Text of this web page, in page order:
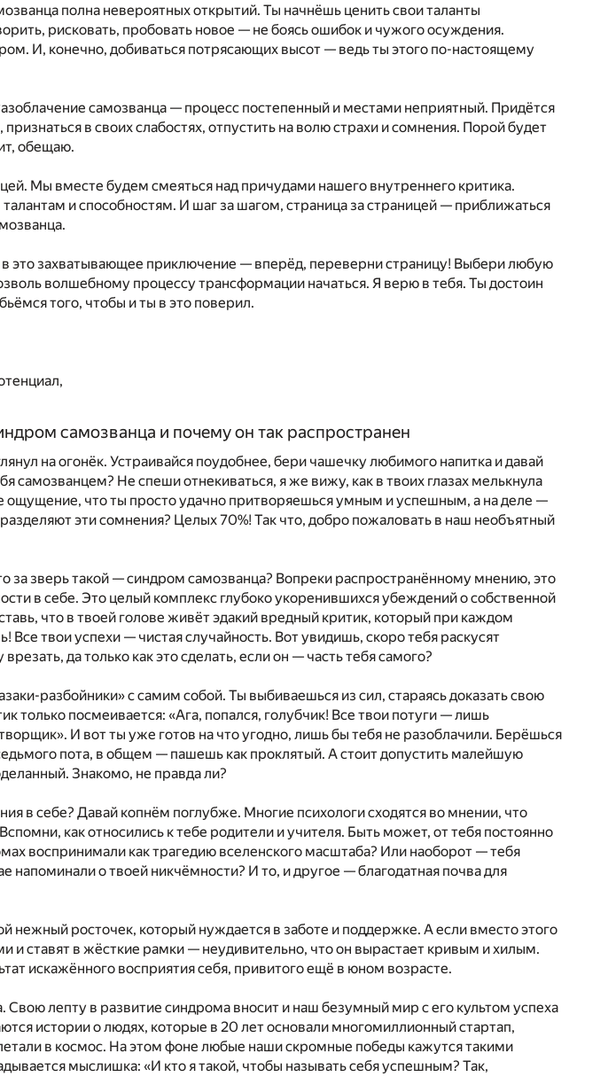
полна невероятных открытий. Ты начнёшь ценить свои таланты
рисковать, пробовать новое — не боясь ошибок и чужого осуждения.
И, конечно, добиваться потрясающих высот — ведь ты этого по-настоящему
самозванца — процесс постепенный и местами неприятный. Придётся
в своих слабостях, отпустить на волю страхи и сомнения. Порой будет
обещаю.
Мы вместе будем смеяться над причудами нашего внутреннего критика.
и способностям. И шаг за шагом, страница за страницей — приближаться
в это захватывающее приключение — вперёд, переверни страницу! Выбери любую
волшебному процессу трансформации начаться. Я верю в тебя. Ты достоин
того, чтобы и ты в это поверил.
самозванца и почему он так распространен
на огонёк. Устраивайся поудобнее, бери чашечку любимого напитка и давай
самозванцем? Не спеши отнекиваться, я же вижу, как в твоих глазах мелькнула
ощущение, что ты просто удачно притворяешься умным и успешным, а на деле —
эти сомнения? Целых 70%! Так что, добро пожаловать в наш необъятный
за зверь такой — синдром самозванца? Вопреки распространённому мнению, это
в себе. Это целый комплекс глубоко укоренившихся убеждений о собственной
что в твоей голове живёт эдакий вредный критик, который при каждом
твои успехи — чистая случайность. Вот увидишь, скоро тебя раскусят
да только как это сделать, если он — часть тебя самого?
разбойники» с самим собой. Ты выбиваешься из сил, стараясь доказать свою
только посмеивается: «Ага, попался, голубчик! Все твои потуги — лишь
И вот ты уже готов на что угодно, лишь бы тебя не разоблачили. Берёшься
пота, в общем — пашешь как проклятый. А стоит допустить малейшую
Знакомо, не правда ли?
в себе? Давай копнём поглубже. Многие психологи сходятся во мнении, что
как относились к тебе родители и учителя. Быть может, от тебя постоянно
воспринимали как трагедию вселенского масштаба? Или наоборот — тебя
напоминали о твоей никчёмности? И то, и другое — благодатная почва для
нежный росточек, который нуждается в заботе и поддержке. А если вместо этого
и ставят в жёсткие рамки — неудивительно, что он вырастает кривым и хилым.
искажённого восприятия себя, привитого ещё в юном возрасте.
Свою лепту в развитие синдрома вносит и наш безумный мир с его культом успеха
истории о людях, которые в 20 лет основали многомиллионный стартап,
в космос. На этом фоне любые наши скромные победы кажутся такими
мыслишка: «И кто я такой, чтобы называть себя успешным? Так,